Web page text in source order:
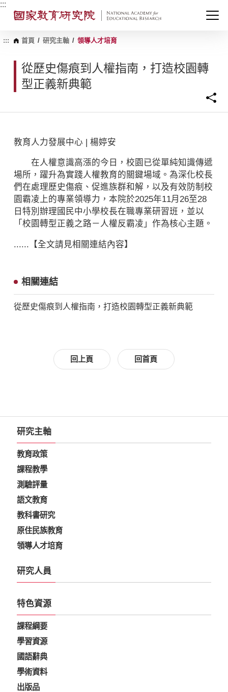
跳
內
:::
::: 首頁 / 研究主軸 / 領導人才培育
從歷史傷痕到人權指南，打造校園轉
型正義新典範
教育人力發展中心 | 楊婷安
在人權意識高漲的今日，校園已從單純知識傳遞
場所，躍升為實踐人權教育的關鍵場域。為深化校長
們在處理歷史傷痕、促進族群和解，以及有效防制校
園霸凌上的專業領導力，本院於2025年11月26至28
日特別辦理國民中小學校長在職專業研習班，並以
「校園轉型正義之路－人權反霸凌」作為核心主題。
......【全文請見相關連結內容】
相關連結
從歷史傷痕到人權指南，打造校園轉型正義新典範
回上頁 回首頁
研究主軸
教育政策
課程教學
測驗評量
語文教育
教科書研究
原住民族教育
領導人才培育
研究人員
特色資源
課程綱要
學習資源
國語辭典
學術資料
出版品